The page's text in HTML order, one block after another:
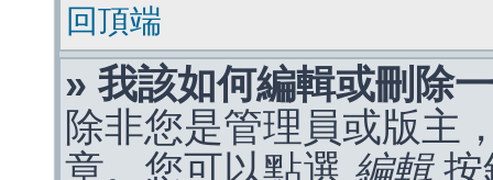
回頂端
» 我該如何編輯或刪除
除非您是管理員或版主
章。您可以點選 編輯按